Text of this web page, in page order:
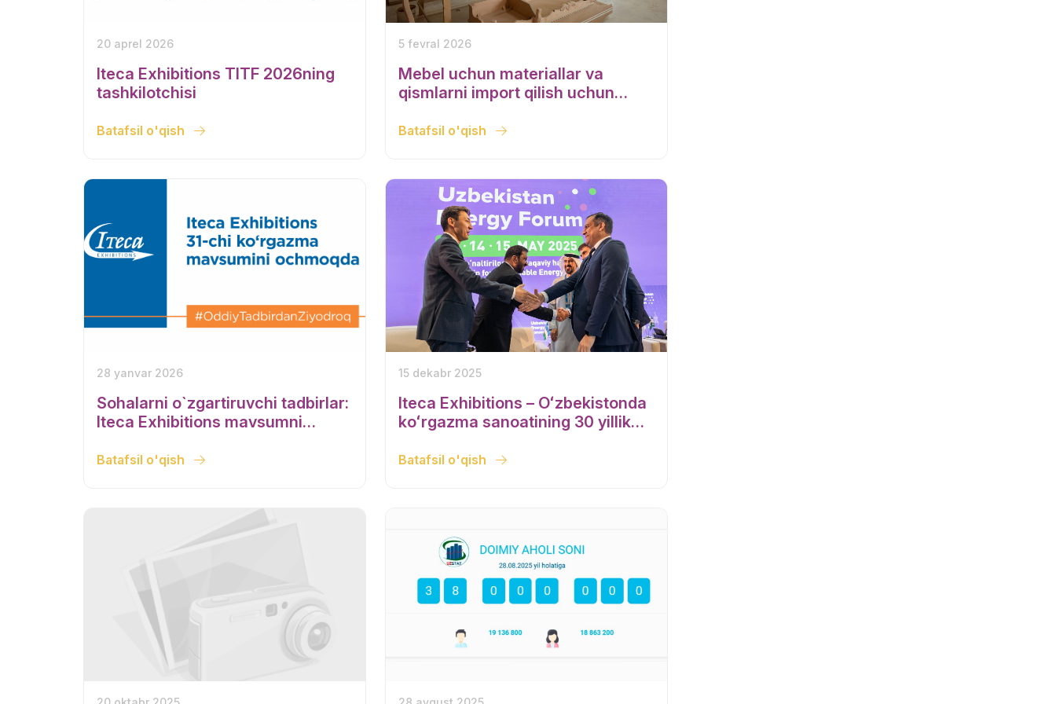
20 aprel 2026
Iteca Exhibitions TITF 2026ning
tashkilotchisi
Batafsil o'qish
5 fevral 2026
Mebel uchun materiallar va
qismlarni import qilish uchun
Batafsil o'qish
28 yanvar 2026
Sohalarni o`zgartiruvchi tadbirlar:
Iteca Exhibitions mavsumni
Batafsil o'qish
15 dekabr 2025
Iteca Exhibitions – Oʻzbekistonda
koʻrgazma sanoatining 30 yillik
Batafsil o'qish